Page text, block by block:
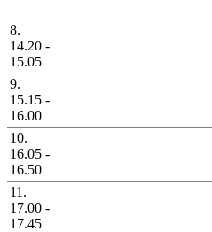
8.
14.20 -
15.05
9.
15.15 -
16.00
10.
16.05 -
16.50
11.
17.00 -
17.45